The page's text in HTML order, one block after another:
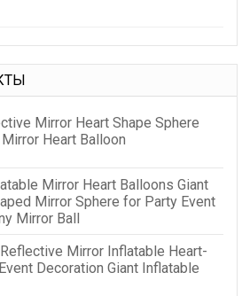
Mirror Heart Shape Sphere
Heart Balloon
Mirror Heart Balloons Giant
Mirror Sphere for Party Event
Mirror Ball
Mirror Inflatable Heart-
Decoration Giant Inflatable